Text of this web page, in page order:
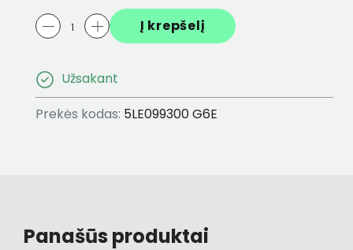
Į krepšelį
Užsakant
Prekės kodas: 5LE099300 G6E
Panašūs produktai